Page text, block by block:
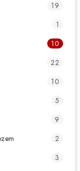
19
1
10
22
10
5
9
2
3